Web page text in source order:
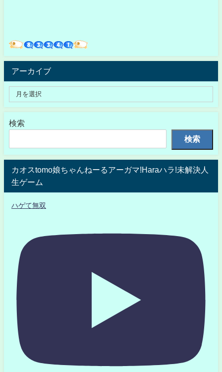
アーカイブ
検索
検索
カオスtomo娘ちゃんねーるアーガマ!Haraハラ!未解決人
生ゲーム
ハゲて無双